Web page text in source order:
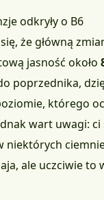
odkryły o B6
że główną
jasność około
poprzednika,
którego
wart uwagi:
niektórych
ale uczciwie